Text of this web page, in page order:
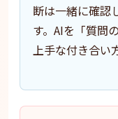
断は一緒に確認
す。AIを「質問
上手な付き合い